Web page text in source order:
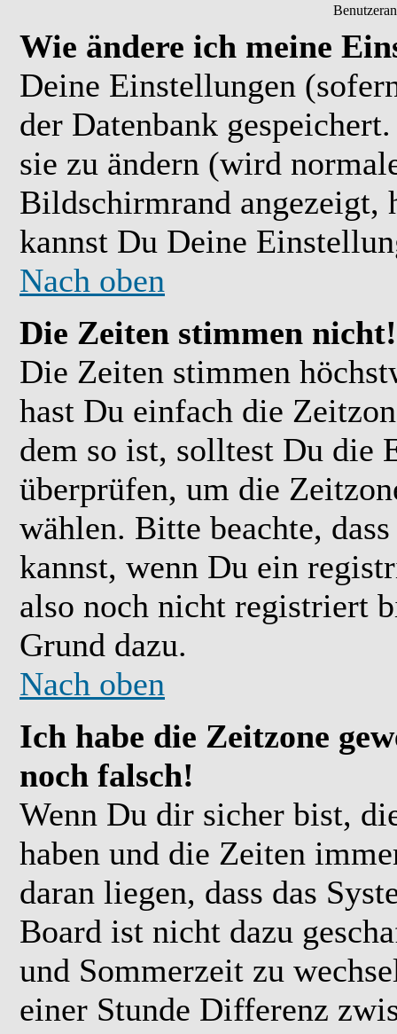
Wie ändere ich meine
Deine Einstellungen
der Datenbank
sie zu ändern (wird
Bildschirmrand angezeigt,
kannst Du Deine
Nach oben
Die Zeiten stimmen nicht!
Die Zeiten stimmen
hast Du einfach die
dem so ist, solltest Du die
überprüfen, um die
wählen. Bitte beachte,
kannst, wenn Du ein
also noch nicht registriert
Grund dazu.
Nach oben
Ich habe die Zeitzone
noch falsch!
Wenn Du dir sicher bist,
haben und die Zeiten
daran liegen, dass das
Board ist nicht dazu
und Sommerzeit zu
einer Stunde Differenz